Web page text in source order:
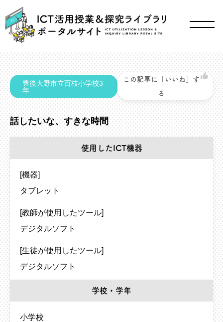
豊後大野市立百枝小学校3
年
この記事に「いいね」す
る
話したいな、すきな時間
使用したICT機器
[機器]
タブレット
[教師が使用したツール]
デジタルソフト
[生徒が使用したツール]
デジタルソフト
学校・学年
小学校